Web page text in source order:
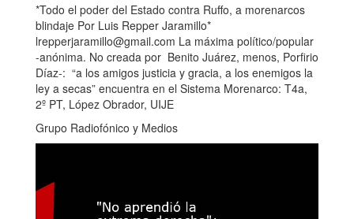
*Todo el poder del Estado contra Ruffo, a morenarcos
blindaje Por Luis Repper Jaramillo*
lrepperjaramillo@gmail.com La máxima político/popular
-anónima. No creada por Benito Juárez, menos, Porfirio
Díaz-: “a los amigos justicia y gracia, a los enemigos la
ley a secas” encuentra en el Sistema Morenarco: T4a,
2º PT, López Obrador, UIJE
Grupo Radiofónico y Medios